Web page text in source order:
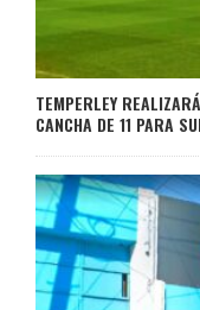
TEMPERLEY
CANCHA DE 11 PARA